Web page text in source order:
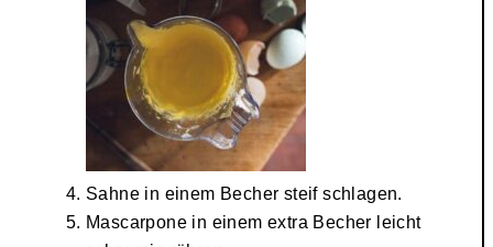
Sahne in einem Becher steif schlagen.
Mascarpone in einem extra Becher leicht